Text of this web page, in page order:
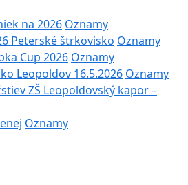
na 2026 Oznamy
Peterské štrkovisko Oznamy
Cup 2026 Oznamy
Leopoldov 16.5.2026 Oznamy
ZŠ Leopoldovský kapor –
Oznamy